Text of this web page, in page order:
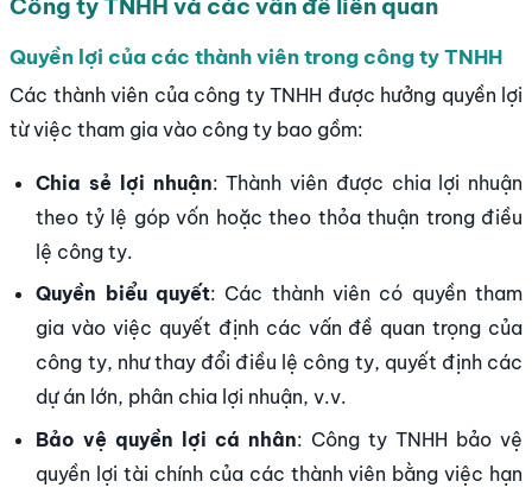
Công ty TNHH và các vấn đề liên quan
Quyền lợi của các thành viên trong công ty TNHH
Các thành viên của công ty TNHH được hưởng quyền lợi
từ việc tham gia vào công ty bao gồm:
Chia sẻ lợi nhuận: Thành viên được chia lợi nhuận
theo tỷ lệ góp vốn hoặc theo thỏa thuận trong điều
lệ công ty.
Quyền biểu quyết: Các thành viên có quyền tham
gia vào việc quyết định các vấn đề quan trọng của
công ty, như thay đổi điều lệ công ty, quyết định các
dự án lớn, phân chia lợi nhuận, v.v.
Bảo vệ quyền lợi cá nhân: Công ty TNHH bảo vệ
quyền lợi tài chính của các thành viên bằng việc hạn